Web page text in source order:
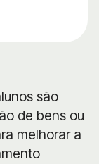
são
de bens ou
melhorar a